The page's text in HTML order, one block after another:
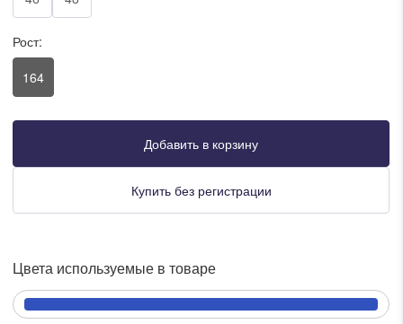
в WhatsApp
в Viber
колл-центра:
- 19:00
- 15:00
Рост:
164
Добавить в корзину
Купить без регистрации
Цвета используемые в товаре